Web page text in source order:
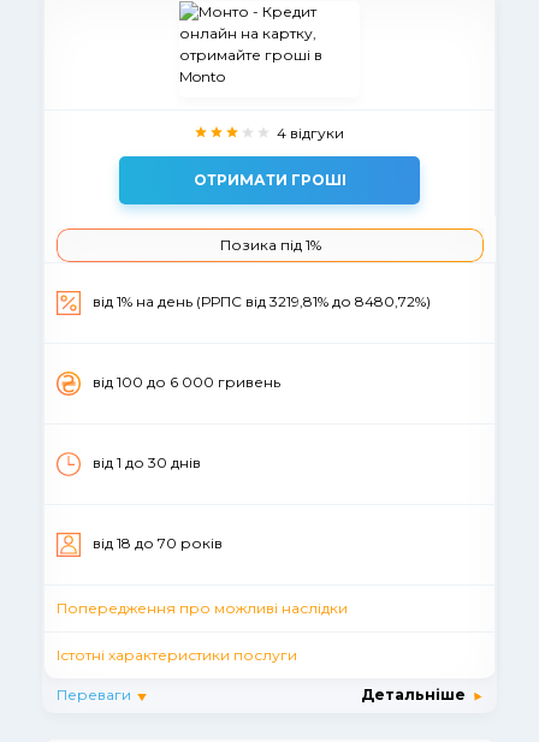
4 відгуки
ОТРИМАТИ ГРОШІ
Позика під 1%
вiд 1% на день (РРПС від 3219,81% до 8480,72%)
вiд 100 до 6 000 гривень
вiд 1 до 30 днiв
вiд 18 до 70 рокiв
Попередження про можливі наслідки
Істотні характеристики послуги
Переваги Детальніше